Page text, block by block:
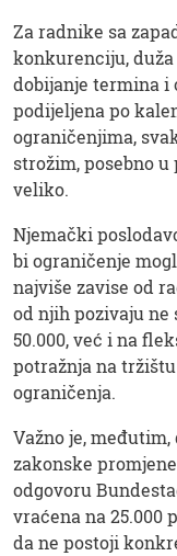
Za radnike sa
konkurenciju,
dobijanje termina i
podijeljena po
ograničenjima,
strožim, posebno
veliko.
Njemački
bi ograničenje
najviše zavise od
od njih pozivaju ne
50.000, već i na
potražnja na
ograničenja.
Važno je,
zakonske
odgovoru
vraćena na 25.000
da ne postoji